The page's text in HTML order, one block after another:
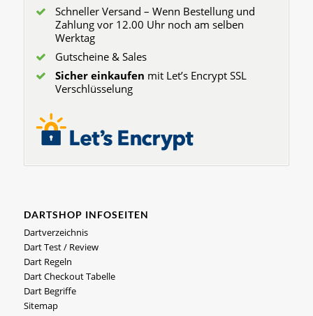
Schneller Versand – Wenn Bestellung und
Zahlung vor 12.00 Uhr noch am selben
Werktag
Gutscheine & Sales
Sicher einkaufen mit Let’s Encrypt SSL
Verschlüsselung
DARTSHOP INFOSEITEN
Dartverzeichnis
Dart Test / Review
Dart Regeln
Dart Checkout Tabelle
Dart Begriffe
Sitemap